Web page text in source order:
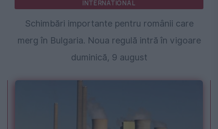
INTERNATIONAL
Schimbări importante pentru românii care
merg în Bulgaria. Noua regulă intră în vigoare
duminică, 9 august